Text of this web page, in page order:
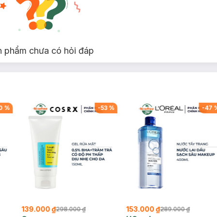
giác chắc chắn và đẳng cấp.
ngọt ngào, gợi cảm hơn với nhóm hương Vanilla phương đồng giúp
phẩm chưa có hỏi đáp
% -53%
139.000 ₫298.000 ₫
-47
153.000 ₫289.000 ₫